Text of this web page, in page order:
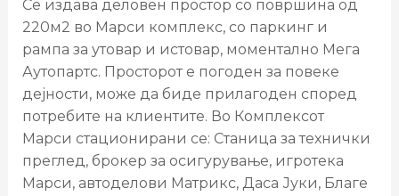
Се издава деловен простор со површина од
220м2 во Марси комплекс, со паркинг и
рампа за утовар и истовар, моментално Мега
Аутопартс. Просторот е погоден за повеке
дејности, може да биде прилагоден според
потребите на клиентите. Во Комплексот
Марси стационирани се: Станица за технички
преглед, брокер за осигурување, игротека
Марси, автоделови Матрикс, Даса Јуки, Благе